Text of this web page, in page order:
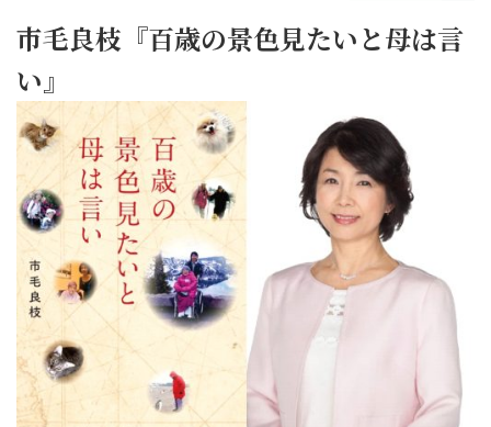
市毛良枝『百歳の景色見たいと母は言
い』